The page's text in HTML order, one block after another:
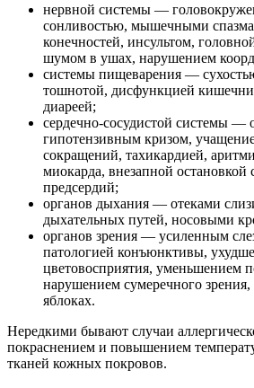
нервной системы —
сонливостью, мышечными
конечностей, инсультом,
шумом в ушах, нарушением
системы пищеварения —
тошнотой, дисфункцией
диареей;
сердечно-сосудистой системы —
гипотензивным кризом,
сокращений, тахикардией,
миокарда, внезапной остановкой
предсердий;
органов дыхания — отеками
дыхательных путей, носовыми
органов зрения — усиленным
патологией конъюнктивы,
цветовосприятия, уменьшением
нарушением сумеречного
яблоках.
Нередкими бывают случаи
покраснением и повышением
тканей кожных покровов.